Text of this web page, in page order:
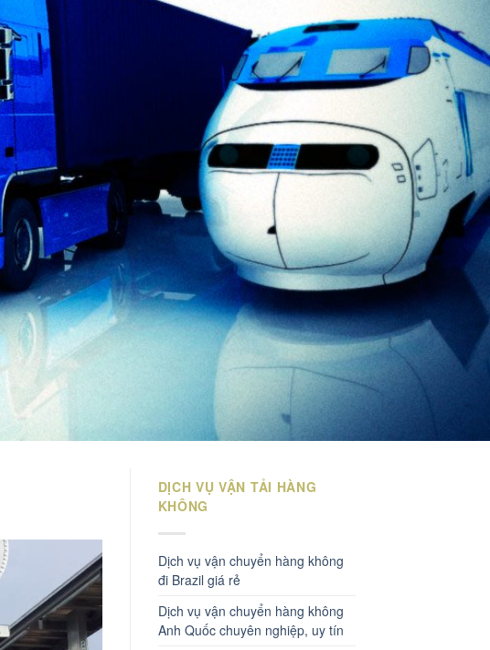
DỊCH VỤ VẬN TẢI HÀNG
KHÔNG
Dịch vụ vận chuyển hàng không
đi Brazil giá rẻ
Dịch vụ vận chuyển hàng không
Anh Quốc chuyên nghiệp, uy tín